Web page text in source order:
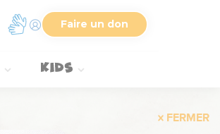
Faire un don
FERMER